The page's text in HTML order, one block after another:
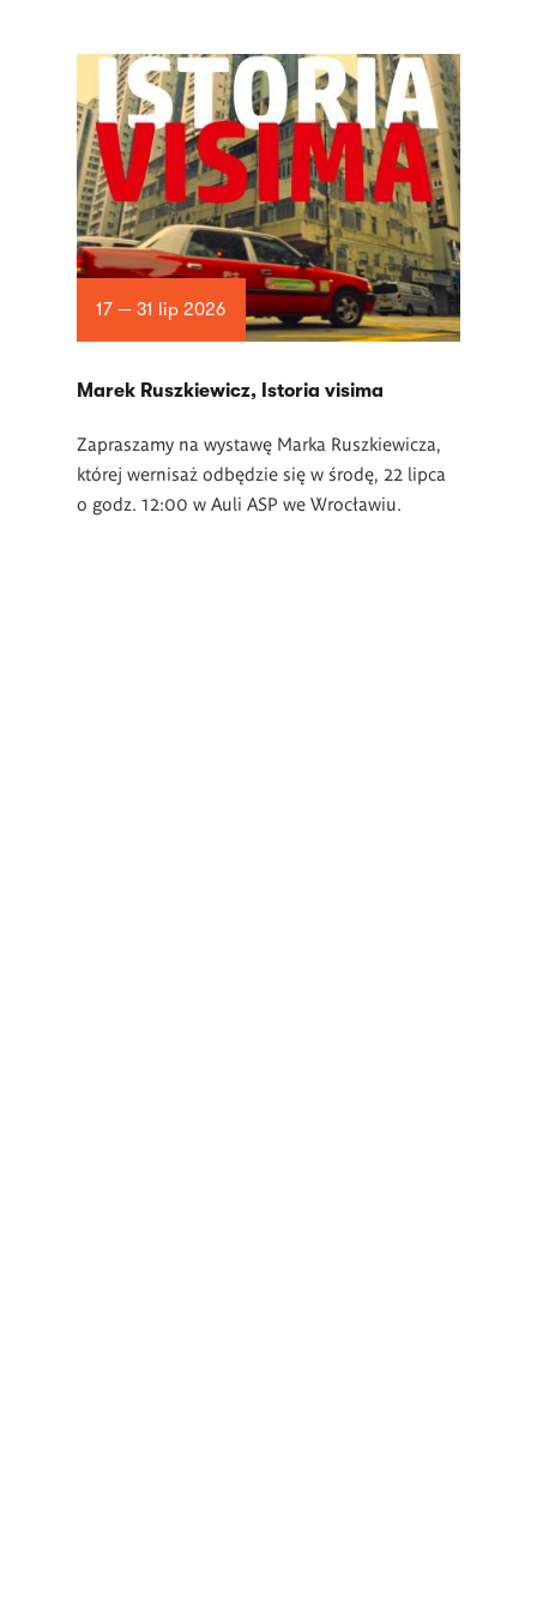
17 — 31 lip 2026
Marek Ruszkiewicz, Istoria visima
Zapraszamy na wystawę Marka Ruszkiewicza,
której wernisaż odbędzie się w środę, 22 lipca
o godz. 12:00 w Auli ASP we Wrocławiu.